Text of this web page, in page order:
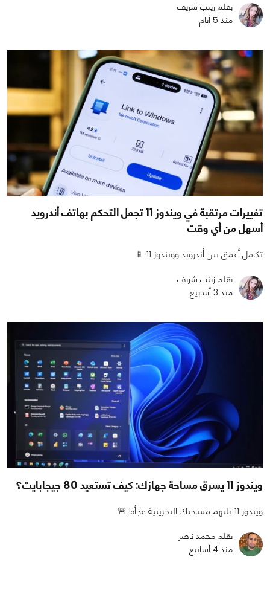
بقلم زينب شريف
منذ 5 أيام
تغييرات مرتقبة في ويندوز 11 تجعل التحكم بهاتف أندرويد
أسهل من أي وقت
تكامل أعمق بين أندرويد وويندوز 11 📱
بقلم زينب شريف
منذ 3 أسابيع
ويندوز 11 يسرق مساحة جهازك: كيف تستعيد 80 جيجابايت؟
ويندوز 11 يلتهم مساحتك التخزينية فجأة! 🚨
بقلم محمد ناصر
منذ 4 أسابيع